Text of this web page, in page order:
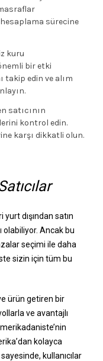
sürecine
kuru
bir etki
takip edin ve alım
satıcının
kontrol edin.
karşı dikkatli olun.
dışından satın
olabiliyor. Ancak bu
seçimi ile daha
sizin için tüm bu
ürün getiren bir
ve avantajlı
kolayca
kullanıcılar